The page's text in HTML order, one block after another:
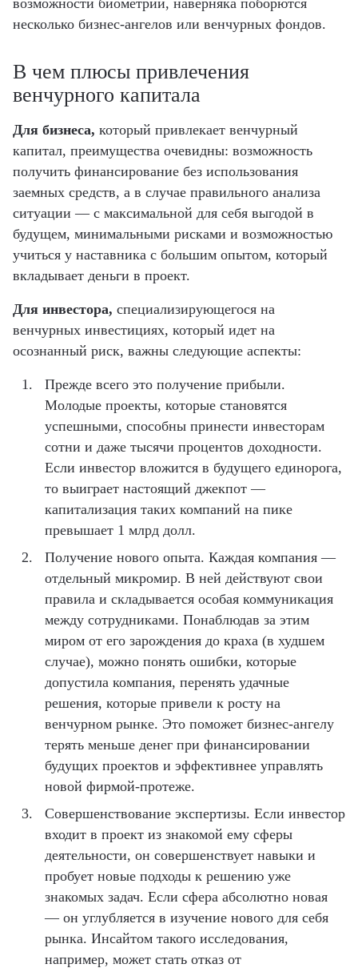
несколько бизнес-ангелов или венчурных фондов.
В чем плюсы привлечения
венчурного капитала
Для бизнеса, который привлекает венчурный
капитал, преимущества очевидны: возможность
получить финансирование без использования
заемных средств, а в случае правильного анализа
ситуации — с максимальной для себя выгодой в
будущем, минимальными рисками и возможностью
учиться у наставника с большим опытом, который
вкладывает деньги в проект.
Для инвестора, специализирующегося на
венчурных инвестициях, который идет на
осознанный риск, важны следующие аспекты:
Прежде всего это получение прибыли.
Молодые проекты, которые становятся
успешными, способны принести инвесторам
сотни и даже тысячи процентов доходности.
Если инвестор вложится в будущего единорога,
то выиграет настоящий джекпот —
капитализация таких компаний на пике
превышает 1 млрд долл.
Получение нового опыта. Каждая компания —
отдельный микромир. В ней действуют свои
правила и складывается особая коммуникация
между сотрудниками. Понаблюдав за этим
миром от его зарождения до краха (в худшем
случае), можно понять ошибки, которые
допустила компания, перенять удачные
решения, которые привели к росту на
венчурном рынке. Это поможет бизнес-ангелу
терять меньше денег при финансировании
будущих проектов и эффективнее управлять
новой фирмой-протеже.
Совершенствование экспертизы. Если инвестор
входит в проект из знакомой ему сферы
деятельности, он совершенствует навыки и
пробует новые подходы к решению уже
знакомых задач. Если сфера абсолютно новая
— он углубляется в изучение нового для себя
рынка. Инсайтом такого исследования,
например, может стать отказ от